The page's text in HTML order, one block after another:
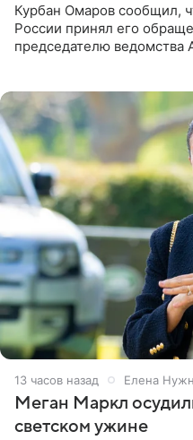
Курбан Омаров сообщил,
России принял его
председателю ведомства
13 часов назад Елена
Меган Маркл
светском ужине